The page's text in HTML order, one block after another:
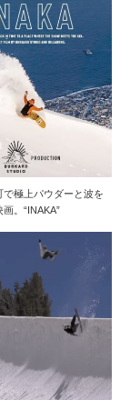
で極上パウダーと波を
。“INAKA”